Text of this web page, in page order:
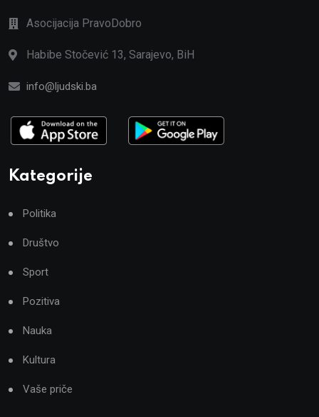
Asocijacija PravoDobro
Habibe Stočević 13, Sarajevo, BiH
info@ljudski.ba
Kategorije
Politika
Društvo
Sport
Pozitiva
Nauka
Kultura
Vaše priče